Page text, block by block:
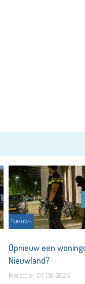
Nieuws
Opnieuw een
Nieuwland?
Redactie - 01-08-2026